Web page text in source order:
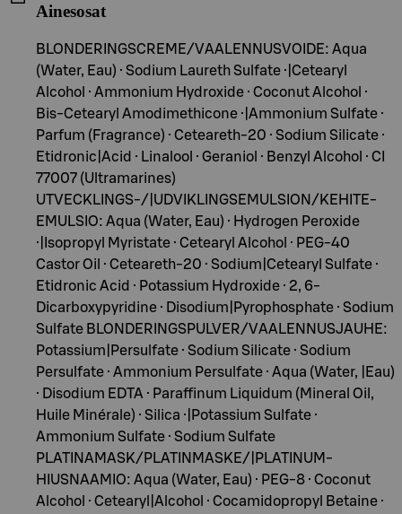
Ainesosat
BLONDERINGSCREME/VAALENNUSVOIDE: Aqua
(Water, Eau) · Sodium Laureth Sulfate ·|Cetearyl
Alcohol · Ammonium Hydroxide · Coconut Alcohol ·
Bis-Cetearyl Amodimethicone ·|Ammonium Sulfate ·
Parfum (Fragrance) · Ceteareth-20 · Sodium Silicate ·
Etidronic|Acid · Linalool · Geraniol · Benzyl Alcohol · CI
77007 (Ultramarines)
UTVECKLINGS-/|UDVIKLINGSEMULSION/KEHITE-
EMULSIO: Aqua (Water, Eau) · Hydrogen Peroxide
·|Isopropyl Myristate · Cetearyl Alcohol · PEG-40
Castor Oil · Ceteareth-20 · Sodium|Cetearyl Sulfate ·
Etidronic Acid · Potassium Hydroxide · 2, 6-
Dicarboxypyridine · Disodium|Pyrophosphate · Sodium
Sulfate BLONDERINGSPULVER/VAALENNUSJAUHE:
Potassium|Persulfate · Sodium Silicate · Sodium
Persulfate · Ammonium Persulfate · Aqua (Water, |Eau)
· Disodium EDTA · Paraffinum Liquidum (Mineral Oil,
Huile Minérale) · Silica ·|Potassium Sulfate ·
Ammonium Sulfate · Sodium Sulfate
PLATINAMASK/PLATINMASKE/|PLATINUM-
HIUSNAAMIO: Aqua (Water, Eau) · PEG-8 · Coconut
Alcohol · Cetearyl|Alcohol · Cocamidopropyl Betaine ·